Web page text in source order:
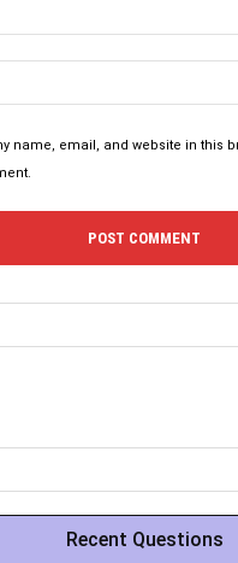
name, email, and website in this
Recent Questions